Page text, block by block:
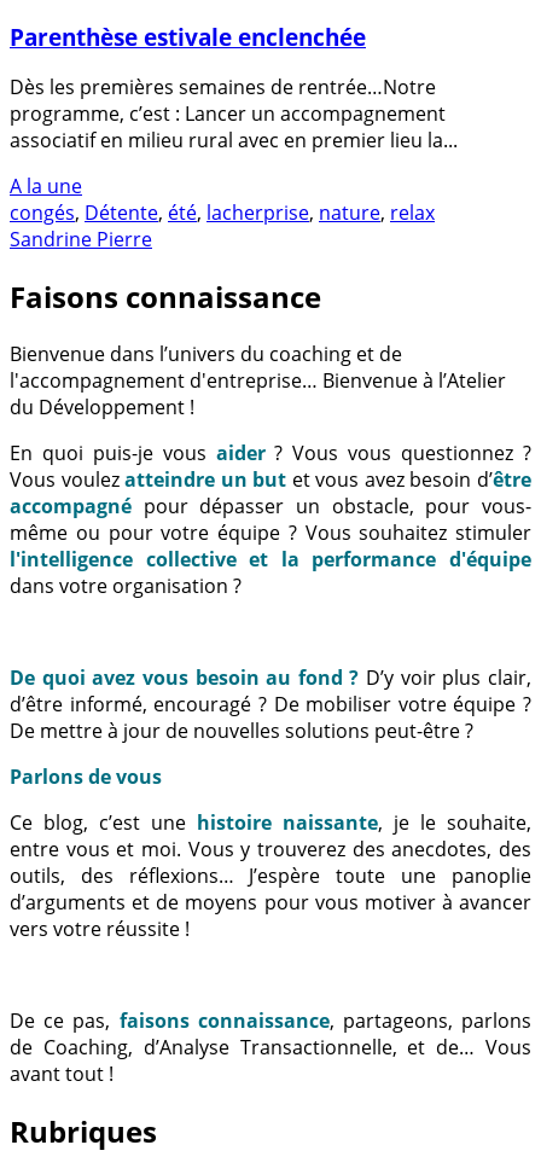
Parenthèse estivale enclenchée
Dès les premières semaines de rentrée…Notre
programme, c’est : Lancer un accompagnement
associatif en milieu rural avec en premier lieu la...
A la une
congés, Détente, été, lacherprise, nature, relax
Sandrine Pierre
Faisons connaissance
Bienvenue dans l’univers du coaching et de
l'accompagnement d'entreprise… Bienvenue à l’Atelier
du Développement !
En quoi puis-je vous aider? Vous vous questionnez ?
Vous voulezatteindre un but et vous avez besoin d’être
accompagné pour dépasser un obstacle, pour vous-
même ou pour votre équipe ? Vous souhaitez stimuler
l'intelligence collective et la performance d'équipe
dans votre organisation ?
De quoi avez vous besoin au fond ? D’y voir plus clair,
d’être informé, encouragé ? De mobiliser votre équipe ?
De mettre à jour de nouvelles solutions peut-être ?
Parlons de vous
Ce blog, c’est une histoire naissante, je le souhaite,
entre vous et moi. Vous y trouverez des anecdotes, des
outils, des réflexions… J’espère toute une panoplie
d’arguments et de moyens pour vous motiver à avancer
vers votre réussite !
De ce pas, faisons connaissance, partageons, parlons
de Coaching, d’Analyse Transactionnelle, et de… Vous
avant tout !
Rubriques